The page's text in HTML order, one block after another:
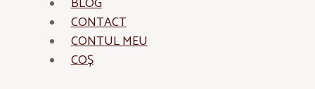
CONTACT
CONTUL MEU
COȘ